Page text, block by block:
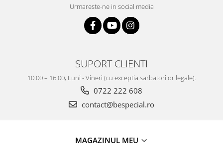
Urmareste-ne in social media
SUPORT CLIENTI
10.00 – 16.00, Luni - Vineri (cu exceptia sarbatorilor legale).
0722 222 608
contact@bespecial.ro
MAGAZINUL MEU